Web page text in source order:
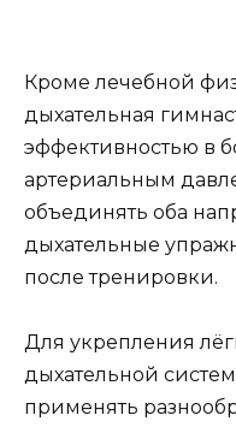
Кроме лечебной
дыхательная
эффективностью в
артериальным
объединять оба
дыхательные
после тренировки.
Для укрепления
дыхательной
применять